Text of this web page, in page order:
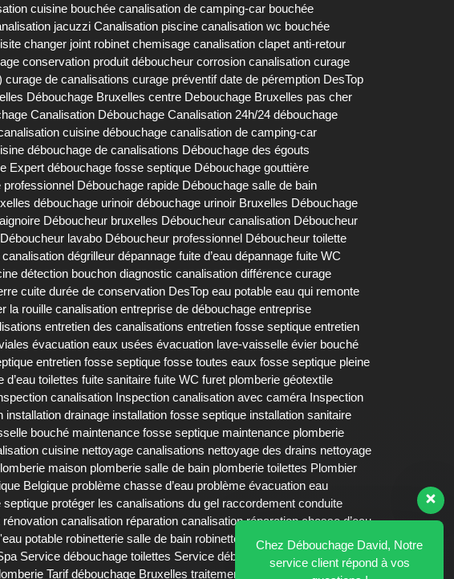
cuisine bouchée canalisation de camping-car bouchée
jacuzzi Canalisation piscine canalisation wc bouchée
changer joint robinet chemisage canalisation clapet anti-retour
conservation produit déboucheur corrosion canalisation curage
curage de canalisations curage préventif date de péremption DesTop
Débouchage Bruxelles centre Debouchage Bruxelles pas cher
Canalisation Débouchage Canalisation 24h/24 débouchage
cuisine débouchage canalisation de camping-car
débouchage de canalisations Débouchage des égouts
Expert débouchage fosse septique Débouchage gouttière
professionnel Débouchage rapide Débouchage salle de bain
débouchage urinoir débouchage urinoir Bruxelles Débouchage
Déboucheur bruxelles Déboucheur canalisation Déboucheur
Déboucheur lavabo Déboucheur professionnel Déboucheur toilette
dégrilleur dépannage fuite d’eau dépannage fuite WC
détection bouchon diagnostic canalisation différence curage
cuite durée de conservation DesTop eau potable eau qui remonte
la rouille canalisation entreprise de débouchage entreprise
entretien des canalisations entretien fosse septique entretien
évacuation eaux usées évacuation lave-vaisselle évier bouché
entretien fosse septique fosse toutes eaux fosse septique pleine
d’eau toilettes fuite sanitaire fuite WC furet plomberie géotextile
canalisation Inspection canalisation avec caméra Inspection
installation drainage installation fosse septique installation sanitaire
bouché maintenance fosse septique maintenance plomberie
cuisine nettoyage canalisations nettoyage des drains nettoyage
maison plomberie salle de bain plomberie toilettes Plombier
Belgique problème chasse d’eau problème évacuation eau
septique protéger les canalisations du gel raccordement conduite
rénovation canalisation réparation canalisation réparation chasse d’eau
potable robinetterie salle de bain robinetterie salle de bains
Service débouchage toilettes Service débouchage urinoir
siphon
Tarif débouchage Bruxelles traitement biologique fosse
Chez Débouchage David, Notre
service client répond à vos